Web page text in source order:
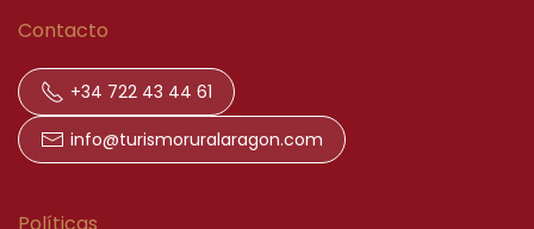
Contacto
+34 722 43 44 61
info@turismoruralaragon.com